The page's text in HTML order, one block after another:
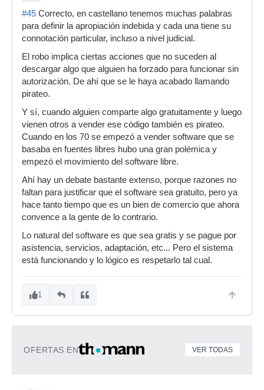
#45 Correcto, en castellano tenemos muchas palabras
para definir la apropiación indebida y cada una tiene su
connotación particular, incluso a nivel judicial.
El robo implica ciertas acciones que no suceden al
descargar algo que alguien ha forzado para funcionar sin
autorización. De ahí que se le haya acabado llamando
pirateo.
Y sí, cuando alguien comparte algo gratuitamente y luego
vienen otros a vender ese código también es pirateo.
Cuando en los 70 se empezó a vender software que se
basaba en fuentes libres hubo una gran polémica y
empezó el movimiento del software libre.
Ahí hay un debate bastante extenso, porque razones no
faltan para justificar que el software sea gratuito, pero ya
hace tanto tiempo que es un bien de comercio que ahora
convence a la gente de lo contrario.
Lo natural del software es que sea gratis y se pague por
asistencia, servicios, adaptación, etc... Pero el sistema
está funcionando y lo lógico es respetarlo tal cual.
1
OFERTAS EN VER TODAS